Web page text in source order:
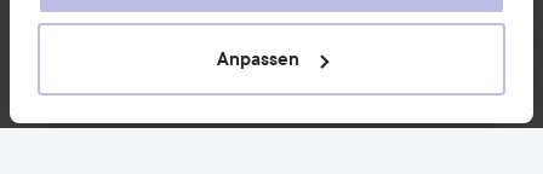
Cookies zu. Informationen darüber, wie Sie Ihre Cookie-
Einstellungen ändern können, finden Sie in unseren
Anpassen
Copyright 2026